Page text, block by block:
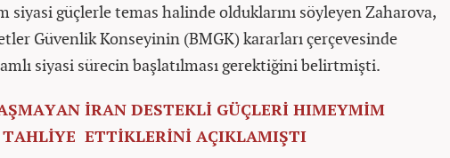
siyasi güçlerle temas halinde olduklarını söyleyen Zaharova,
Güvenlik Konseyinin (BMGK) kararları çerçevesinde
siyasi sürecin başlatılması gerektiğini belirtmişti.
İRAN DESTEKLİ GÜÇLERİ HIMEYMİM
TAHLİYE ETTİKLERİNİ AÇIKLAMIŞTI